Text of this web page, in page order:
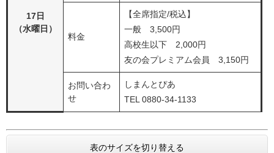
17日
（水曜日）
料金
【全席指定/税込】
一般 3,500円
高校生以下 2,000円
友の会プレミアム会員 3,150円
お問い合わ
せ
しまんとぴあ
TEL 0880-34-1133
表のサイズを切り替える